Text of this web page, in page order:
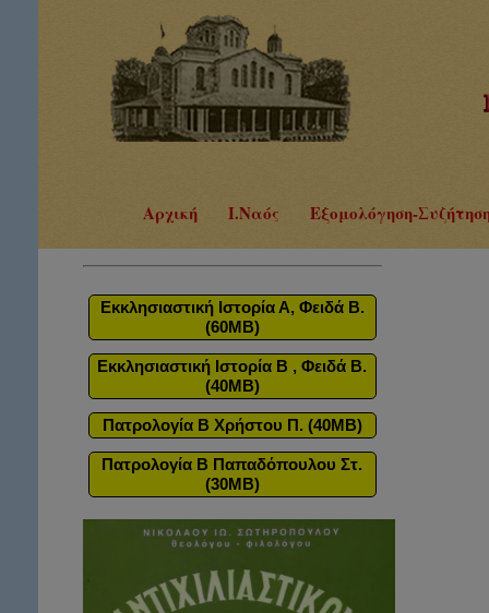
Αρχική Ι.Ναός Εξομολόγηση-
Εκκλησιαστική Ιστορία Α, Φειδά Β.
(60MB)
Εκκλησιαστική Ιστορία Β , Φειδά Β.
(40MB)
Πατρολογία Β Χρήστου Π. (40MB)
Πατρολογία Β Παπαδόπουλου Στ.
(30MB)